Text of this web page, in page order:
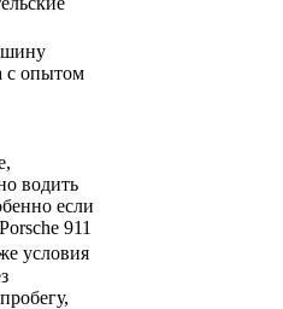
с опытом
водить
если
911
условия